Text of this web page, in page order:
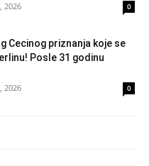
2026 0
Cecinog priznanja koje se
Posle 31 godinu
2026 0